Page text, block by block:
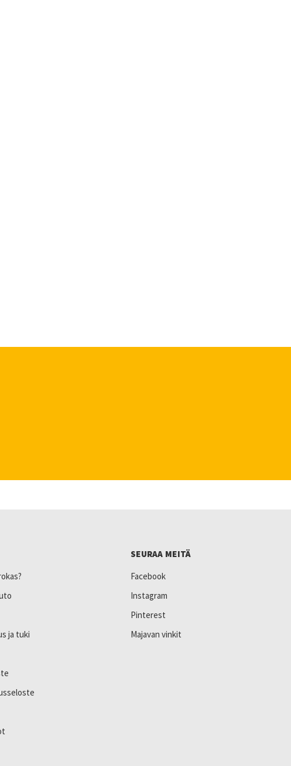
ja tuki
SEURAA MEITÄ
Facebook
Instagram
Pinterest
Majavan vinkit